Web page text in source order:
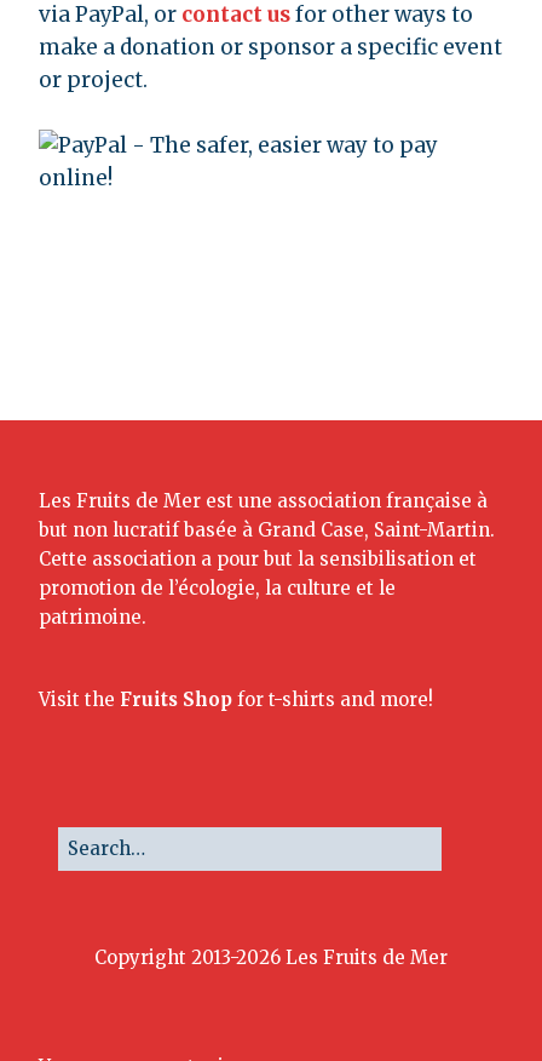
via PayPal, or contact usfor other ways to
make a donation or sponsor a specific event
or project.
Les Fruits de Mer est une association française à
but non lucratif basée à Grand Case, Saint-Martin.
Cette association a pour but la sensibilisation et
promotion de l’écologie, la culture et le
patrimoine.
Visit the Fruits Shop for t-shirts and more!
Copyright 2013-2026 Les Fruits de Mer